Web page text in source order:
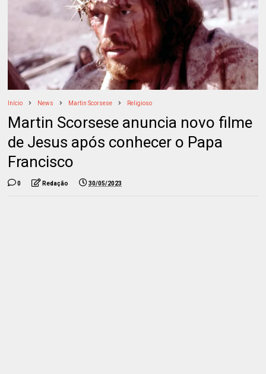
Início News Martin Scorsese Religioso
Martin Scorsese anuncia novo filme
de Jesus após conhecer o Papa
Francisco
0 Redação 30/05/2023